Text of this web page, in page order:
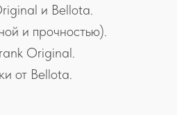
и Bellota.
и прочностью).
Original.
от Bellota.